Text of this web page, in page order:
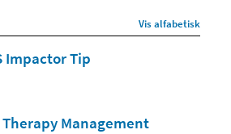
Vis alfabetisk
Impactor Tip
Therapy Management